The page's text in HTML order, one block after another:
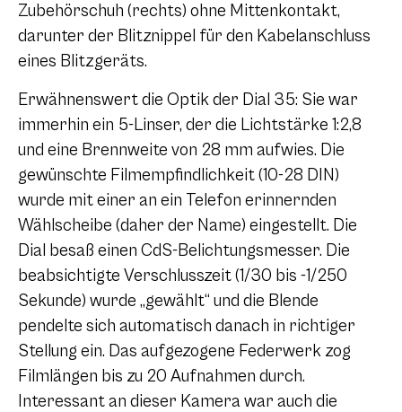
Zubehörschuh (rechts) ohne Mittenkontakt,
darunter der Blitznippel für den Kabelanschluss
eines Blitzgeräts.
Erwähnenswert die Optik der Dial 35: Sie war
immerhin ein 5-Linser, der die Lichtstärke 1:2,8
und eine Brennweite von 28 mm aufwies. Die
gewünschte Filmempfindlichkeit (10-28 DIN)
wurde mit einer an ein Telefon erinnernden
Wählscheibe (daher der Name) eingestellt. Die
Dial besaß einen CdS-Belichtungsmesser. Die
beabsichtigte Verschlusszeit (1/30 bis -1/250
Sekunde) wurde „gewählt“ und die Blende
pendelte sich automatisch danach in richtiger
Stellung ein. Das aufgezogene Federwerk zog
Filmlängen bis zu 20 Aufnahmen durch.
Interessant an dieser Kamera war auch die